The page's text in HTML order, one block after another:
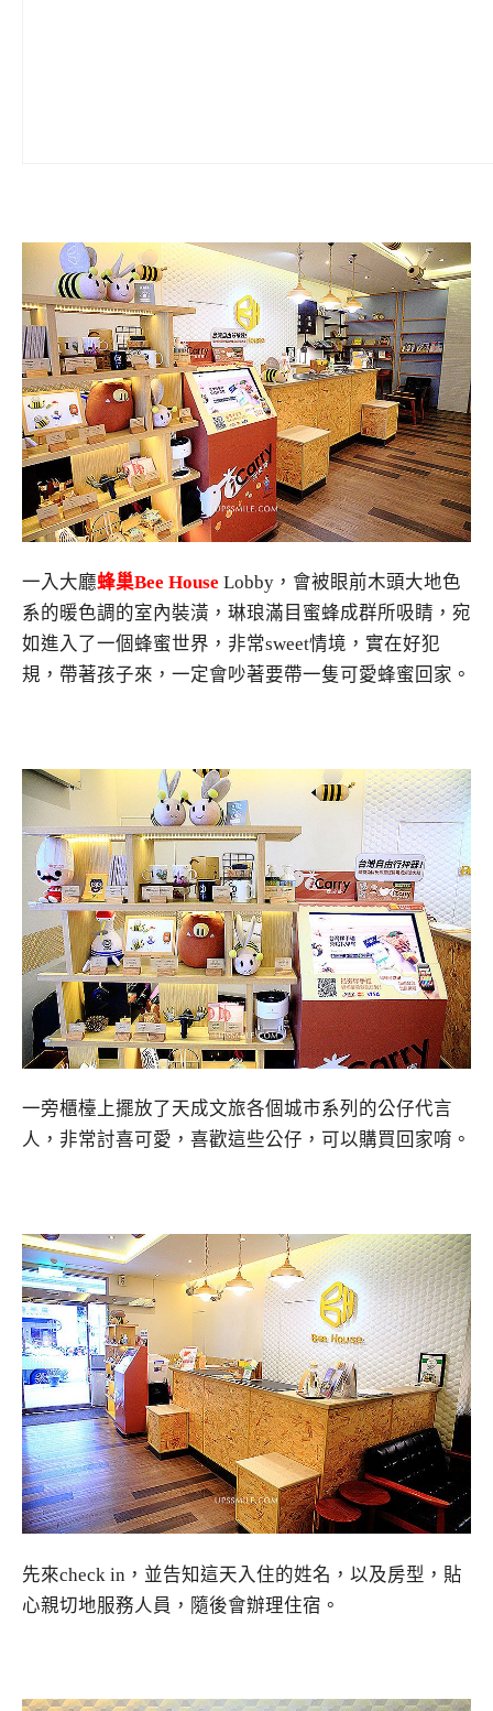
一入大廳蜂巢Bee House Lobby，會被眼前木頭大地色
系的暖色調的室內裝潢，琳琅滿目蜜蜂成群所吸睛，宛
如進入了一個蜂蜜世界，非常sweet情境，實在好犯
規，帶著孩子來，一定會吵著要帶一隻可愛蜂蜜回家。
一旁櫃檯上擺放了天成文旅各個城市系列的公仔代言
人，非常討喜可愛，喜歡這些公仔，可以購買回家唷。
先來check in，並告知這天入住的姓名，以及房型，貼
心親切地服務人員，隨後會辦理住宿。